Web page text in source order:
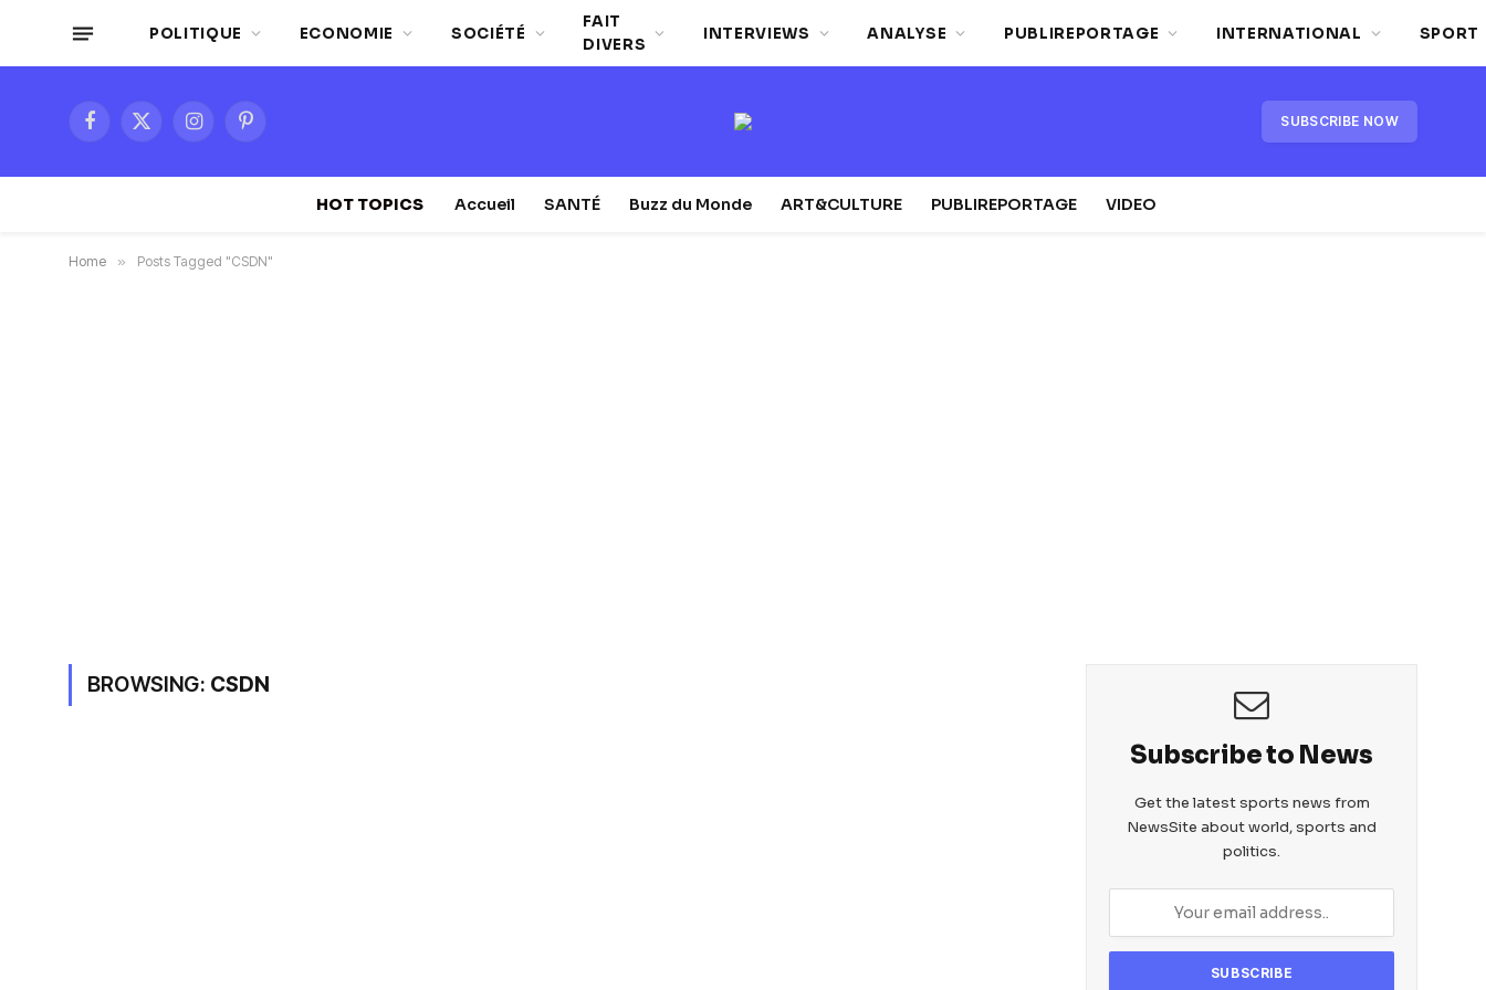
POLITIQUE ECONOMIE SOCIÉTÉ
FAIT
DIVERS
INTERVIEWS ANALYSE PUBLIREPORTAGE INTERNATIONAL SPORT
Facebook
X
InstagramPinterest SUBSCRIBE NOW
HOT TOPICS Accueil SANTÉ Buzz du Monde ART&CULTURE PUBLIREPORTAGE VIDEO
Home » Posts Tagged "CSDN"
BROWSING: CSDN
Subscribe to News
Get the latest sports news from
NewsSite about world, sports and
politics.